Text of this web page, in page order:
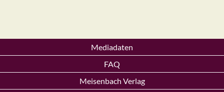
Mediadaten
FAQ
Meisenbach Verlag